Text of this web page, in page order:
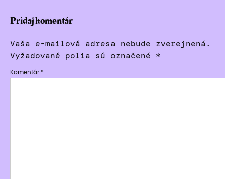
Pridaj komentár
Vaša e-mailová adresa nebude zverejnená.
Vyžadované polia sú označené *
Komentár *